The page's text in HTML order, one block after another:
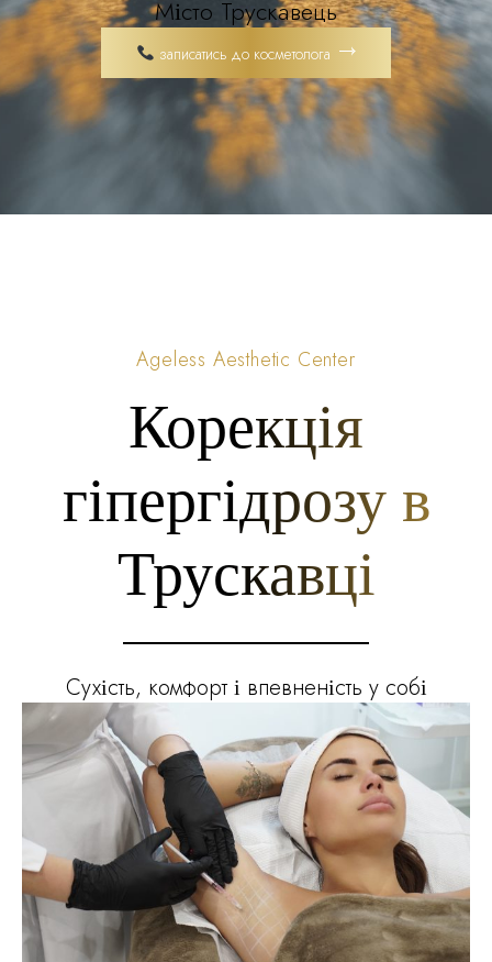
Місто Трускавець
записатись до косметолога
Ageless Aesthetic Center
Корекція
гіпергідрозу в
Трускавці
Cухість, комфорт і впевненість у собі